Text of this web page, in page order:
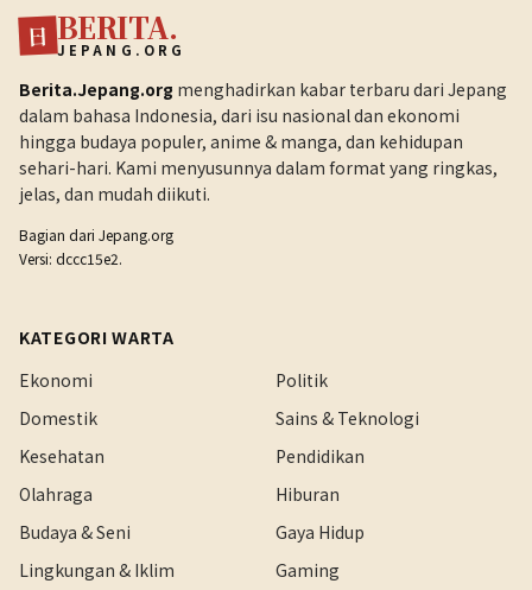
日 BERITA.
JEPANG.ORG
Berita.Jepang.org menghadirkan kabar terbaru dari Jepang
dalam bahasa Indonesia, dari isu nasional dan ekonomi
hingga budaya populer, anime & manga, dan kehidupan
sehari-hari. Kami menyusunnya dalam format yang ringkas,
jelas, dan mudah diikuti.
Bagian dari Jepang.org
Versi: dccc15e2.
KATEGORI WARTA
Ekonomi
Politik
Domestik
Sains & Teknologi
Kesehatan
Pendidikan
Olahraga
Hiburan
Budaya & Seni
Gaya Hidup
Lingkungan & Iklim
Gaming